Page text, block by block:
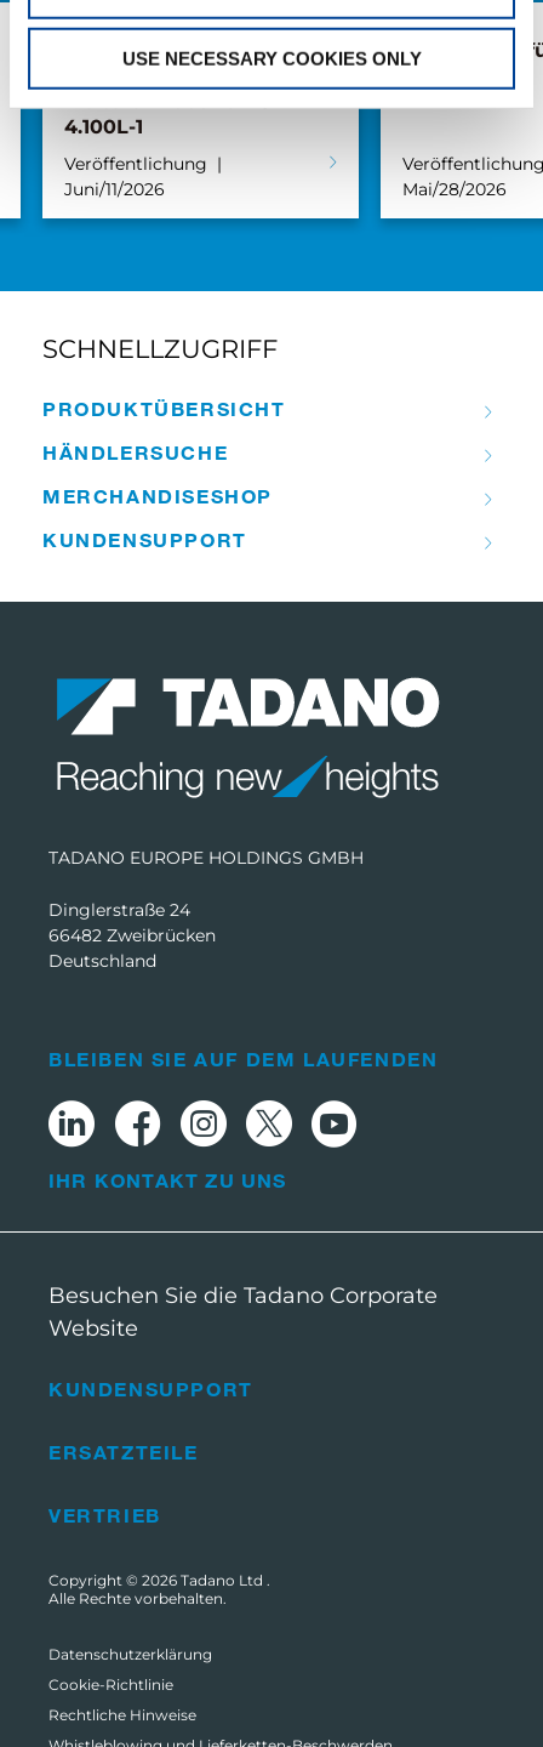
USE NECESSARY COOKIES ONLY
Abholung mit Nachwuchs:
4.100L-1
Veröffentlichung
Juni/11/2026
AC 5.250L-2
Mai/28/2026
SCHNELLZUGRIFF
PRODUKT­ÜBERSICHT
HÄNDLER­­SUCHE
MERCHANDISE­­SHOP
KUNDEN­­SUPPORT
TADANO EUROPE HOLDINGS GMBH
Dinglerstraße 24
66482 Zweibrücken
Deutschland
KUNDENSUPPORT
ERSATZTEILE
VERTRIEB
BLEIBEN SIE AUF DEM LAUFENDEN
IHR KONTAKT ZU UNS
Besuchen Sie die Tadano Corporate
Website
Copyright © 2026 Tadano Ltd .
Alle Rechte vorbehalten.
Datenschutzerklärung
Cookie-Richtlinie
Rechtliche Hinweise